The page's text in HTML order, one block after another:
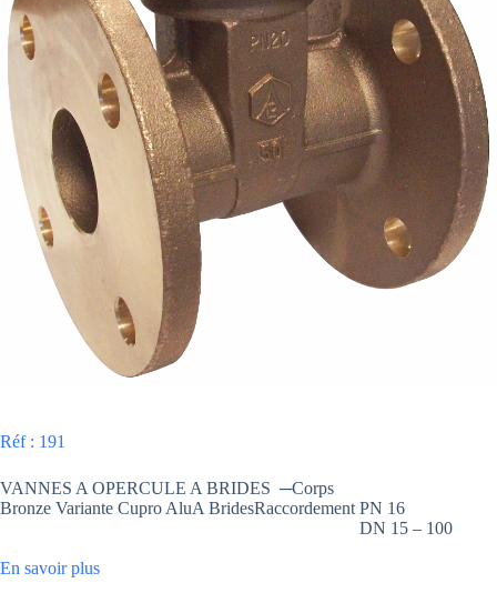
Réf : 191
VANNES A OPERCULE A BRIDES ─Corps
Bronze Variante Cupro AluA BridesRaccordement PN 16
DN 15 – 100
En savoir plus